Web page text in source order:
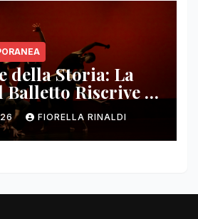
della Storia: La
Balletto Riscrive il
Palchi Americani
FIORELLA RINALDI